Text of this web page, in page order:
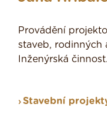
Provádění
staveb, rodinných
Inženýrská činnost.
Stavební